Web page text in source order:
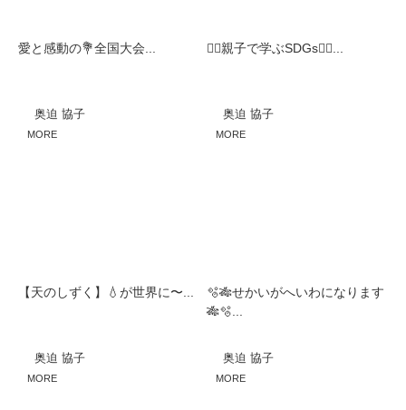
愛と感動の💐全国大会...
奥迫 協子
MORE
🧚‍♀️親子で学ぶSDGs🧚‍♀️...
奥迫 協子
MORE
【天のしずく】💧が世界に〜...
奥迫 協子
MORE
🫧🎋せかいがへいわになります
🎋🫧...
奥迫 協子
MORE